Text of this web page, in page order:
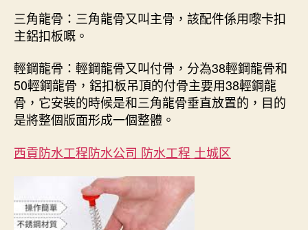
三角龍骨：三角龍骨又叫主骨，該配件係用嚟卡扣
主鋁扣板嘅。
輕鋼龍骨：輕鋼龍骨又叫付骨，分為38輕鋼龍骨和
50輕鋼龍骨，鋁扣板吊頂的付骨主要用38輕鋼龍
骨，它安裝的時候是和三角龍骨垂直放置的，目的
是將整個版面形成一個整體。
西貢防水工程防水公司 防水工程 土城区